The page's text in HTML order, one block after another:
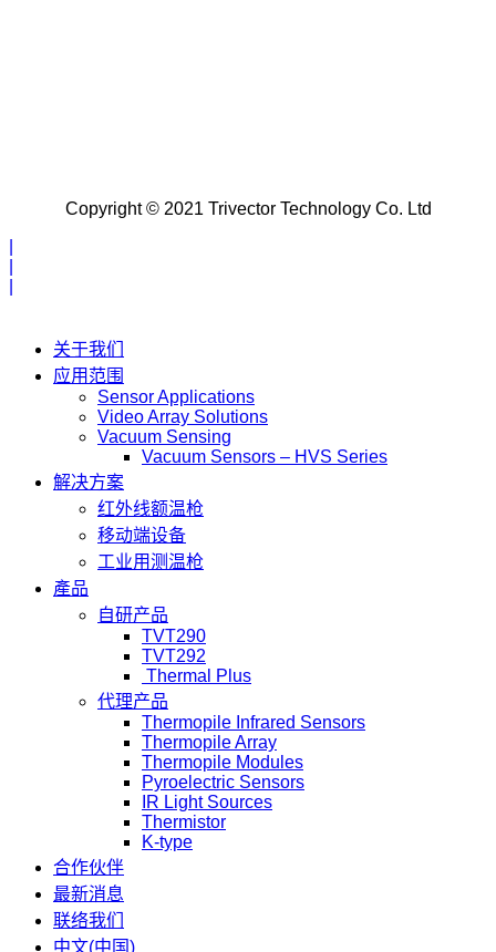
Copyright © 2021 Trivector Technology Co. Ltd
关于我们
应用范围
Sensor Applications
Video Array Solutions
Vacuum Sensing
Vacuum Sensors – HVS Series
解决方案
红外线额温枪
移动端设备
工业用测温枪
產品
自研产品
TVT290
TVT292
Thermal Plus
代理产品
Thermopile Infrared Sensors
Thermopile Array
Thermopile Modules
Pyroelectric Sensors
IR Light Sources
Thermistor
K-type
合作伙伴
最新消息
联络我们
中文(中国)